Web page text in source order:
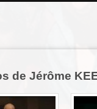
de Jérôme